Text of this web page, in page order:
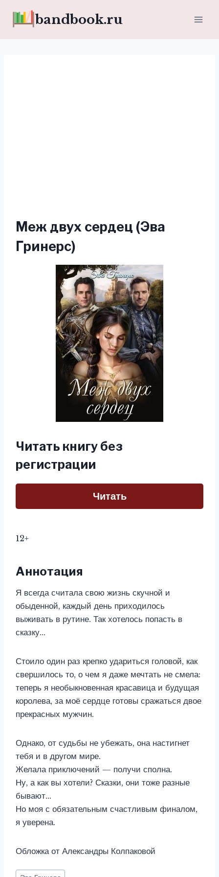
bandbook.ru
Меж двух сердец (Эва
Гринерс)
Читать книгу без
регистрации
Читать
12+
Аннотация
Я всегда считала свою жизнь скучной и
обыденной, каждый день приходилось
выживать в рутине. Так хотелось попасть в
сказку…
Стоило один раз крепко удариться головой, как
свершилось то, о чем я даже мечтать не смела:
теперь я необыкновенная красавица и будущая
королева, за моё сердце готовы сражаться двое
прекрасных мужчин.
Однако, от судьбы не убежать, она настигнет
тебя и в другом мире.
Желала приключений — получи сполна.
Ну, а как вы хотели? Сказки, они тоже разные
бывают…
Но моя с обязательным счастливым финалом,
я уверена.
Обложка от Александры Колпаковой
Метки